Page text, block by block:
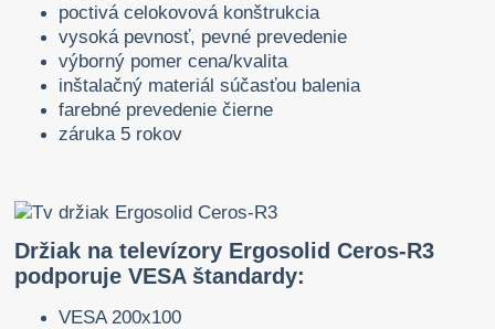
poctivá celokovová konštrukcia
vysoká pevnosť, pevné prevedenie
výborný pomer cena/kvalita
inštalačný materiál súčasťou balenia
farebné prevedenie čierne
záruka 5 rokov
Držiak na televízory Ergosolid Ceros-R3
podporuje VESA štandardy:
VESA 200x100